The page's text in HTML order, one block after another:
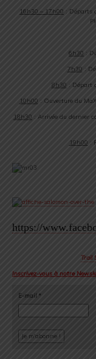
16h30 – 17h00 : Départs
6h30 :
7h30 :
8h30 : Départ
10h00 : Ouverture du
18h30 : Arrivée du dernier
19h00 :
https://
Trail
Inscrivez-vous à notre
E-mail *